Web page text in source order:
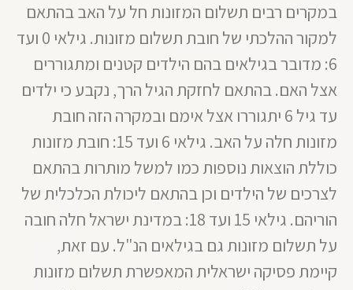
במקרים רבים תשלום המזונות חל על האב בהתאם
למקור ההלכתי של חובת תשלום מזונות. גילאי 0 ועד
6: מדובר בגילאים בהם הילדים קטנים ומתגוררים
אצל האם. בהתאם לחזקת הגיל הרך, נקבע כי ילדים
עד גיל 6 יתגוררו אצל אימם ובמקרה הזה חובת
מזונות חלה על האב. גילאי 6 ועד 15: חובת מזונות
כוללת הוצאות נוספות כמו למשל מותרות בהתאם
לצרכים של הילדים וכן בהתאם ליכולת הכלכלית של
הוריהם. גילאי 15 ועד 18: במדינת ישראל חלה חובה
על תשלום מזונות גם בגילאים הנ"ל. עם זאת,
קיימת פסיקה ישראלית המאפשרת תשלום מזונות